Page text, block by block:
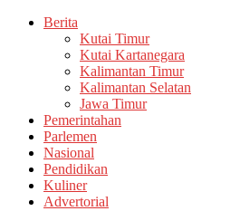
Berita
Kutai Timur
Kutai Kartanegara
Kalimantan Timur
Kalimantan Selatan
Jawa Timur
Pemerintahan
Parlemen
Nasional
Pendidikan
Kuliner
Advertorial